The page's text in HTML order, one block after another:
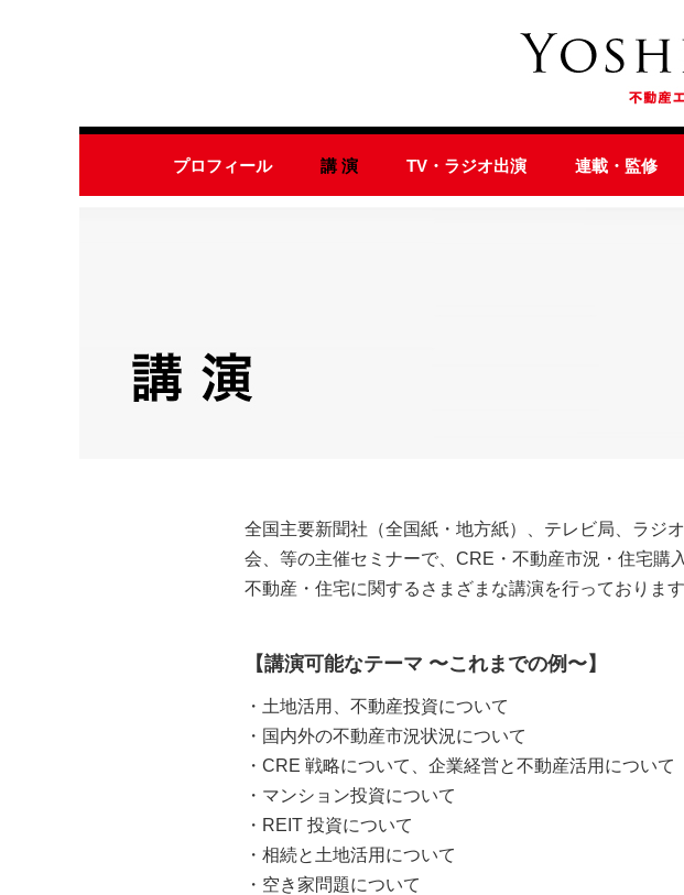
プロフィール 講 演 TV・ラジオ出演 連載・監修
全国主要新聞社（全国紙・地方紙）、テレビ局、ラジ
会、等の主催セミナーで、CRE・不動産市況・住宅購
不動産・住宅に関するさまざまな講演を行っております
【講演可能なテーマ 〜これまでの例〜】
・土地活用、不動産投資について
・国内外の不動産市況状況について
・CRE 戦略について、企業経営と不動産活用について
・マンション投資について
・REIT 投資について
・相続と土地活用について
・空き家問題について